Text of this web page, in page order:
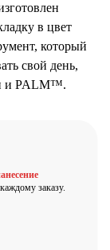
в цвет
который
свой день,
и PALM™.
заказу.